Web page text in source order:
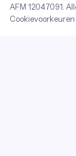
AFM 12047091 .
Cookievoorkeuren